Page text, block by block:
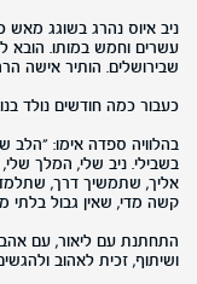
עשרים וחמש במותו. הובא
שבירושלים. הותיר אישה
כעבור כמה חודשים נולד
בהלוויה ספדה אימו: "הלב
בשבילי. ניב שלי, המלך שלי,
אליך, שתמשיך דרך,
קשה מדי, שאין גבול בלתי
התחתנת עם ליאור, עם
ושיתוף, זכית לאהוב